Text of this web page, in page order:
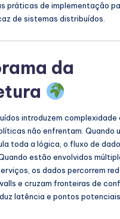
práticas de implementação
de sistemas distribuídos.
da
introduzem complexidade
não enfrentam. Quando
toda a lógica, o fluxo de
estão envolvidos
os dados percorrem
e cruzam fronteiras de
latência e pontos